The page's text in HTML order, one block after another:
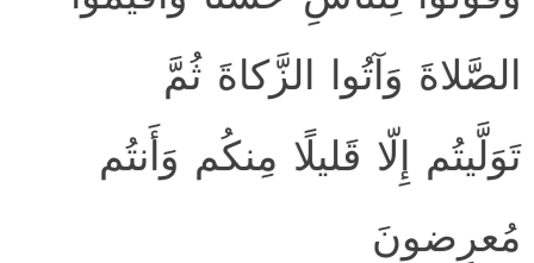
الصَّلاةَ وَآتُوا الزَّكاةَ ثُمَّ
تَوَلَّيتُم إِلّا قَليلًا مِنكُم وَأَنتُم
مُعرِضونَ